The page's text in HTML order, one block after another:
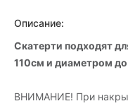
Описание:
Скатерти подходят
110см и диаметром
ВНИМАНИЕ! При